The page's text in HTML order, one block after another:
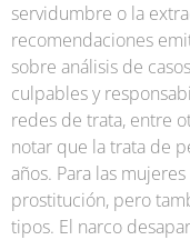
servidumbre o la
recomendaciones
sobre análisis de
culpables y
redes de trata, entre
notar que la trata de
años. Para las
prostitución, pero
tipos. El narco